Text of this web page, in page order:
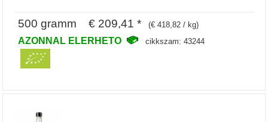
500 gramm € 209,41 * (€ 418,82 / kg)
AZONNAL ELERHETO cikkszam: 43244